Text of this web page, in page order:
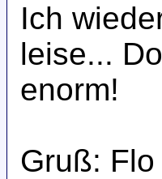
Ich
leise...
enorm!
Gruß: Flo